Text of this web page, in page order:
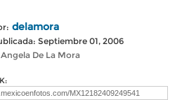
delamora
Septiembre 01, 2006
De La Mora